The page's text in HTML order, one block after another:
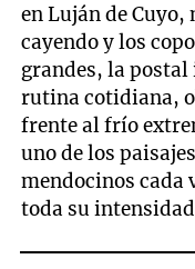
en Luján de
cayendo y los
grandes, la
rutina cotidiana,
frente al frío
uno de los
mendocinos cada
toda su